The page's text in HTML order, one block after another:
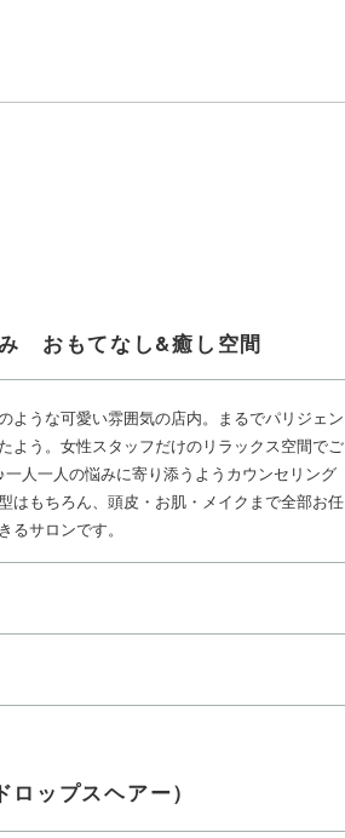
おもてなし&癒し空間
ような可愛い雰囲気の店内。まるでパリジェン
よう。女性スタッフだけのリラックス空間でご
一人一人の悩みに寄り添うようカウンセリング
はもちろん、頭皮・お肌・メイクまで全部お任
るサロンです。
ップスヘアー）